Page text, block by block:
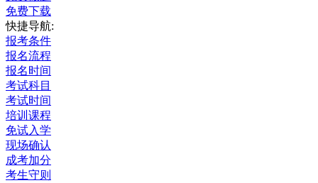
免费下载
快捷导航:
报考条件
报名流程
报名时间
考试科目
考试时间
培训课程
免试入学
现场确认
成考加分
考生守则